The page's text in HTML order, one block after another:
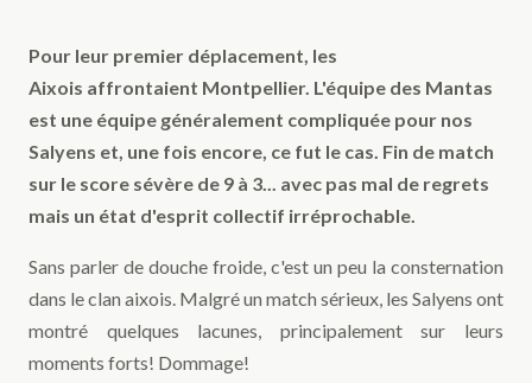
Pour leur premier déplacement, les
Aixois affrontaient Montpellier. L'équipe des Mantas
est une équipe généralement compliquée pour nos
Salyens et, une fois encore, ce fut le cas. Fin de match
sur le score sévère de 9 à 3... avec pas mal de regrets
mais un état d'esprit collectif irréprochable.
Sans parler de douche froide, c'est un peu la consternation
dans le clan aixois. Malgré un match sérieux, les Salyens ont
montré quelques lacunes, principalement sur leurs
moments forts! Dommage!